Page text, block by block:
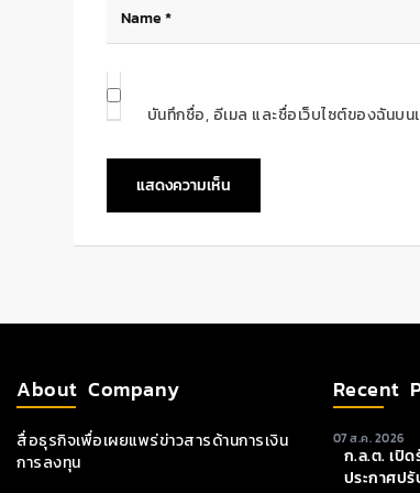
บันทึกชื่อ, อีเมล และชื่อเว็บไซต์ของฉันบ
About Company
สื่อธุรกิจเพื่อเผยแพร่ข่าวสารด้านการเงิน
การลงทุน
Recent
07 ส.ค. 2026
ก.ล.ต. เปิ
ประกาศป